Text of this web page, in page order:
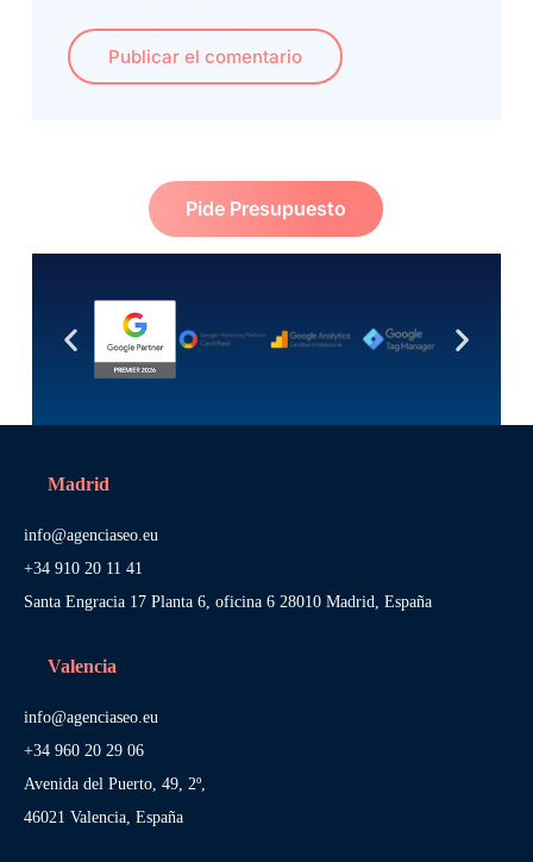
Publicar el comentario
Pide Presupuesto
Madrid
info@agenciaseo.eu
+34 910 20 11 41
Santa Engracia 17 Planta 6, oficina 6 28010 Madrid, España
Valencia
info@agenciaseo.eu
+34 960 20 29 06
Avenida del Puerto, 49, 2º,
46021 Valencia, España